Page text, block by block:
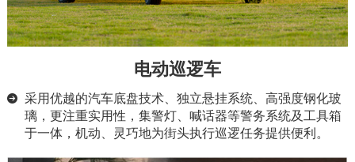
电动巡逻车
采用优越的汽车底盘技术、独立悬挂系统、高强度钢化玻
璃，更注重实用性，集警灯、喊话器等警务系统及工具箱
于一体，机动、灵巧地为街头执行巡逻任务提供便利。